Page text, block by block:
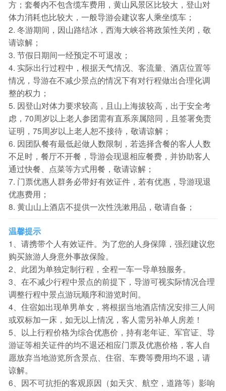
方；套餐内不包含缆车费用，黄山风景区比较大，登山对
体力消耗也比较大，一般导游会建议客人乘坐缆车；
2. 冬游期间，因山路结冰，西海大峡谷将政策性关闭，敬
请谅解；
3. 节假日期间一经预定不可退改；
4. 实际出行过程中，根据天气情况、客流量、酒店位置等
情况，导游在不减少景点的情况下有对行程做出合理化调
整的权力；
5. 因登山对体力要求较高，且山上海拔较高，出于安全考
虑，70周岁以上老人参团需有直系亲属陪同，且签署免责
证明，75周岁以上老人恕不接待，敬请谅解；
6. 因团队餐有最低起做人数限制，若选择含餐的客人人数
不足时，餐厅不开餐，导游会现退相应餐费，并协助客人
通过快餐、点菜等方式用餐，敬请谅解；
7. 门票优惠人群务必带好有效证件，若有优惠，导游现退
优惠费用；
8. 黄山山上酒店不提供一次性洗漱用品，敬请自备；
温馨提示
1、请携带个人有效证件。为了您的人身保障，强烈建议您
购买旅游人身意外事故保险。
2、此团为单独定制行程，全程一车一导单独服务。
3、在不减少行程中景点的前提下，导游可视实际情况合理
调整行程中景点游玩顺序和游览时间。
4、住宿如出现单男单女，将根据当地酒店情况安排三人间
或双标加一床，如无以上情况，客人需另补单人房差！
5、以上行程价格为综合优惠价，持有老年证、军官证、导
游证等相关证件的均不退还相应门票及优惠价格，客人自
愿放弃当地游览所含景点、住宿、车费等费用均不退，请
谅解。
6、因不可抗拒的客观原因（如天灾、航空，道路等）影响